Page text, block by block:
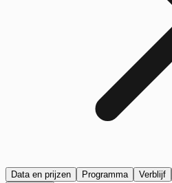
Data en prijzen Programma Verblijf